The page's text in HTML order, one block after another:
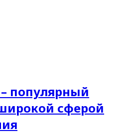
популярный
сферой